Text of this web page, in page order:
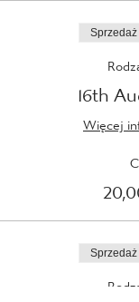
16th
Więcej